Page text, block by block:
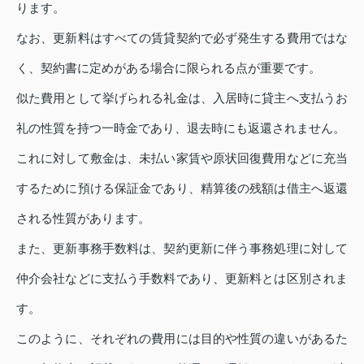
ります。
なお、更新料はすべての賃貸契約で必ず発生する費用ではな
く、契約書に定めがある場合に限られる点が重要です。
似た費用として挙げられる礼金は、入居時に貸主へ支払うお
礼の性質を持つ一時金であり、退去時にも返還されません。
これに対して敷金は、未払い家賃や原状回復費用などに充当
するために預ける保証金であり、精算後の残額は借主へ返還
される性質があります。
また、更新事務手数料は、契約更新に伴う事務処理に対して
仲介会社などに支払う手数料であり、更新料とは区別されま
す。
このように、それぞれの費用には目的や性質の違いがあるた